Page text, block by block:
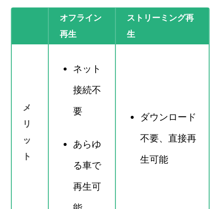
オフライン
再生
ストリーミング再
生
メ
リ
ッ
ト
ネット
接続不
要
あらゆ
る車で
再生可
ダウンロード
不要、直接再
生可能